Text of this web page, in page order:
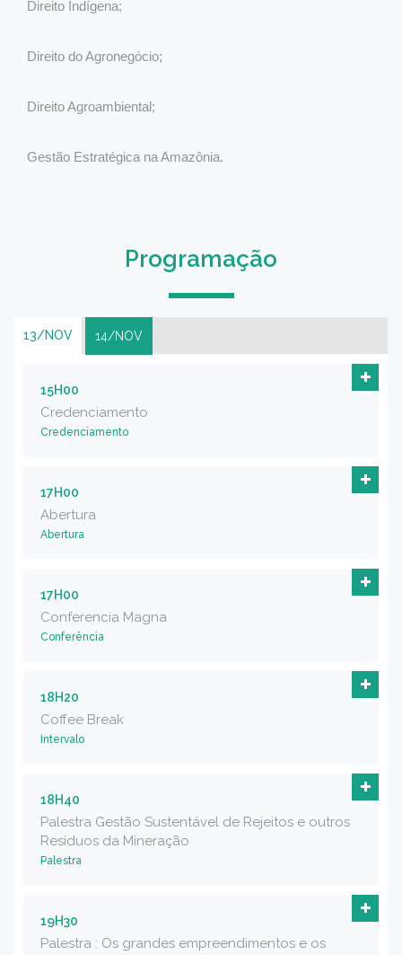
Direito Indígena;
Direito do Agronegócio;
Direito Agroambiental;
Gestão Estratégica na Amazônia.
Programação
13/NOV 14/NOV
15H00
Credenciamento
Credenciamento
17H00
Abertura
Abertura
17H00
Conferencia Magna
Conferência
18H20
Coffee Break
Intervalo
18H40
Palestra Gestão Sustentável de Rejeitos e outros
Resíduos da Mineração
Palestra
19H30
Palestra : Os grandes empreendimentos e os